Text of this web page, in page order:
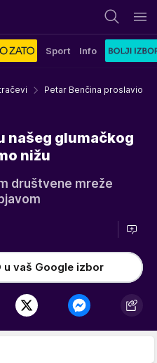
Sport Info
Petar Benčina proslavio
našeg glumačkog
nižu
društvene mreže
u vaš Google izbor